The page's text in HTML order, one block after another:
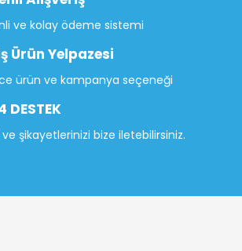
ve kolay ödeme sistemi
Ürün Yelpazesi
ürün ve kampanya seçeneği
DESTEK
şikayetlerinizi bize iletebilirsiniz.